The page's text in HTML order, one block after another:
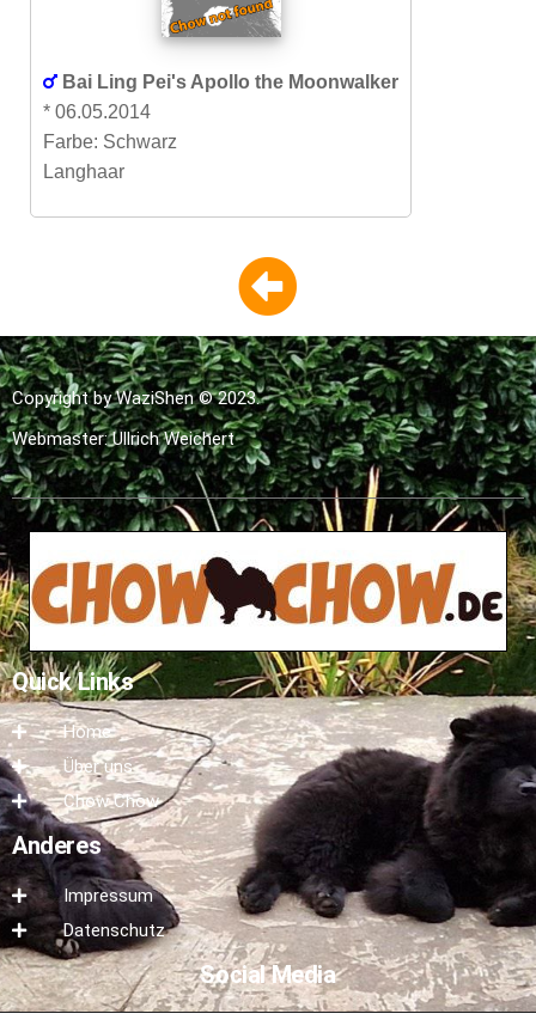
Bai Ling Pei's Apollo the Moonwalker
* 06.05.2014
Farbe: Schwarz
Langhaar
Copyright by WaziShen © 2023.
Webmaster: Ullrich Weichert
Quick Links
Home
Über uns
Chow Chow
Anderes
Impressum
Datenschutz
Social Media